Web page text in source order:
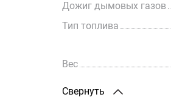
Дожиг дымовых газов
Тип топлива
Вес
Свернуть